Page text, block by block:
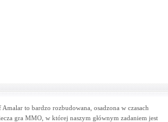
Amalar to bardzo rozbudowana, osadzona w czasach
gra MMO, w której naszym głównym zadaniem jest